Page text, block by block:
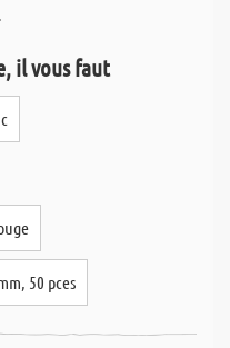
il vous faut
50 pces